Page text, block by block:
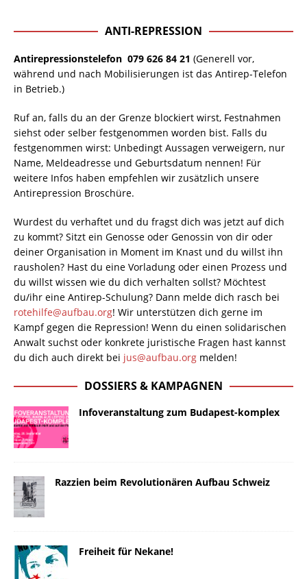
ANTI-REPRESSION
Antirepressionstelefon 079 626 84 21 (Generell vor,
während und nach Mobilisierungen ist das Antirep-Telefon
in Betrieb.)
Ruf an, falls du an der Grenze blockiert wirst, Festnahmen
siehst oder selber festgenommen worden bist. Falls du
festgenommen wirst: Unbedingt Aussagen verweigern, nur
Name, Meldeadresse und Geburtsdatum nennen! Für
weitere Infos haben empfehlen wir zusätzlich unsere
Antirepression Broschüre.
Wurdest du verhaftet und du fragst dich was jetzt auf dich
zu kommt? Sitzt ein Genosse oder Genossin von dir oder
deiner Organisation in Moment im Knast und du willst ihn
rausholen? Hast du eine Vorladung oder einen Prozess und
du willst wissen wie du dich verhalten sollst? Möchtest
du/ihr eine Antirep-Schulung? Dann melde dich rasch bei
rotehilfe@aufbau.org! Wir unterstützen dich gerne im
Kampf gegen die Repression! Wenn du einen solidarischen
Anwalt suchst oder konkrete juristische Fragen hast kannst
du dich auch direkt bei jus@aufbau.org melden!
DOSSIERS & KAMPAGNEN
Infoveranstaltung zum Budapest-komplex
Razzien beim Revolutionären Aufbau Schweiz
Freiheit für Nekane!